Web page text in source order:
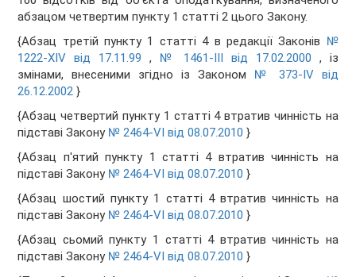
абзацом четвертим пункту 1 статті 2 цього Закону.
{Абзац третій пункту 1 статті 4 в редакції Законів №
1222-XIV від 17.11.99 , № 1461-III від 17.02.2000 , із
змінами, внесеними згідно із Законом № 373-IV від
26.12.2002 }
{Абзац четвертий пункту 1 статті 4 втратив чинність на
підставі Закону № 2464-VI від 08.07.2010 }
{Абзац п'ятий пункту 1 статті 4 втратив чинність на
підставі Закону № 2464-VI від 08.07.2010 }
{Абзац шостий пункту 1 статті 4 втратив чинність на
підставі Закону № 2464-VI від 08.07.2010 }
{Абзац сьомий пункту 1 статті 4 втратив чинність на
підставі Закону № 2464-VI від 08.07.2010 }